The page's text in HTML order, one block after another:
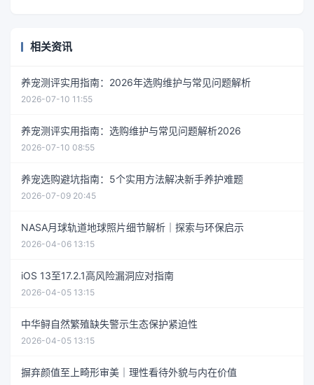
相关资讯
养宠测评实用指南：2026年选购维护与常见问题解析
2026-07-10 11:55
养宠测评实用指南：选购维护与常见问题解析2026
2026-07-10 08:55
养宠选购避坑指南：5个实用方法解决新手养护难题
2026-07-09 20:45
NASA月球轨道地球照片细节解析｜探索与环保启示
2026-04-06 13:15
iOS 13至17.2.1高风险漏洞应对指南
2026-04-05 13:15
中华鲟自然繁殖缺失警示生态保护紧迫性
2026-04-05 13:15
摒弃颜值至上畸形审美｜理性看待外貌与内在价值